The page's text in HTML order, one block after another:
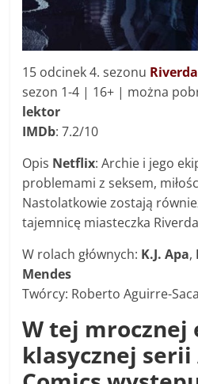
15 odcinek 4. sezonu
sezon 1-4 | 16+ | można
lektor
IMDb: 7.2/10
Opis Netflix: Archie i jego
problemami z seksem,
Nastolatkowie zostają
tajemnicę miasteczka
W rolach głównych: K.J. Apa,
Mendes
Twórcy: Roberto Aguirre-
W tej mrocznej
klasycznej serii